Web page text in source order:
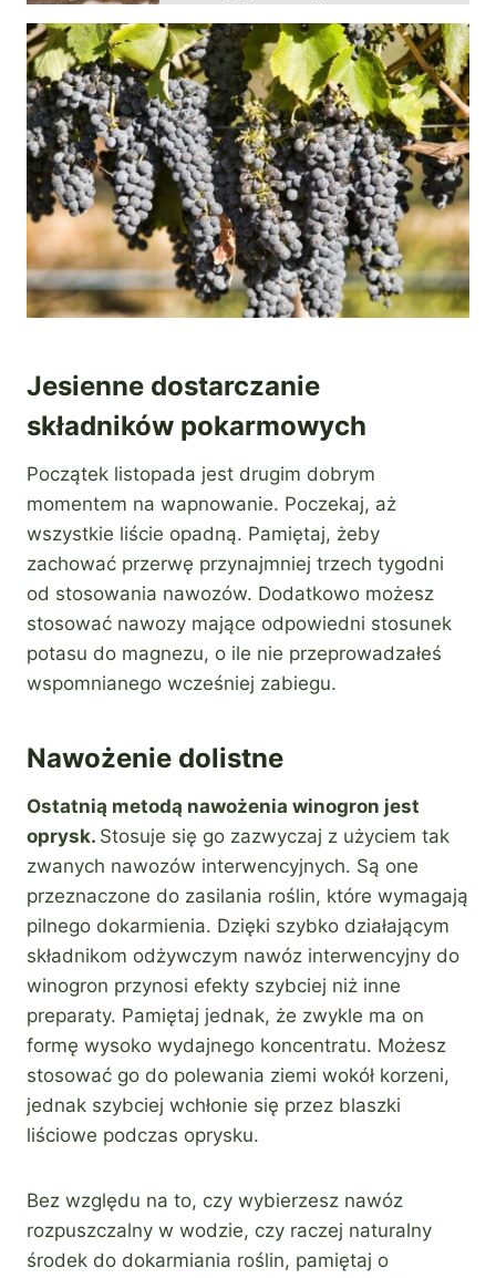
Jesienne dostarczanie
składników pokarmowych
Początek listopada jest drugim dobrym
momentem na wapnowanie. Poczekaj, aż
wszystkie liście opadną. Pamiętaj, żeby
zachować przerwę przynajmniej trzech tygodni
od stosowania nawozów. Dodatkowo możesz
stosować nawozy mające odpowiedni stosunek
potasu do magnezu, o ile nie przeprowadzałeś
wspomnianego wcześniej zabiegu.
Nawożenie dolistne
Ostatnią metodą nawożenia winogron jest
oprysk. Stosuje się go zazwyczaj z użyciem tak
zwanych nawozów interwencyjnych. Są one
przeznaczone do zasilania roślin, które wymagają
pilnego dokarmienia. Dzięki szybko działającym
składnikom odżywczym nawóz interwencyjny do
winogron przynosi efekty szybciej niż inne
preparaty. Pamiętaj jednak, że zwykle ma on
formę wysoko wydajnego koncentratu. Możesz
stosować go do polewania ziemi wokół korzeni,
jednak szybciej wchłonie się przez blaszki
liściowe podczas oprysku.
Bez względu na to, czy wybierzesz nawóz
rozpuszczalny w wodzie, czy raczej naturalny
środek do dokarmiania roślin, pamiętaj o